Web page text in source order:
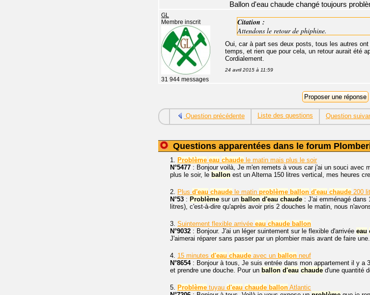
Ballon d'eau chaude changé toujours
GL
Membre inscrit
31 944 messages
Citation :
Attendons le retour de phiphine.
Oui, car à part ses deux posts, tous les autres
temps, et rien que pour cela, un retour aurait été
Cordialement.
24 avril 2015 à 11:59
Question précédente Liste des questions Question
Questions apparentées dans le forum
1. Problème eau chaude le matin mais plus le soir
N°5477 : Bonjour voilà, Je m'en remets à vous car j'ai un souci avec
plus le soir, le ballon est un Alterna 150 litres vertical, mes heures
2. Plus d'eau chaude le matin problème ballon d'eau chaude 200
N°53 : Problème sur un ballon d'eau chaude : J'ai emménagé dans
litres), c'est-à-dire qu'après avoir pris 2 douches le matin, nous
3. Suintement flexible arrivée eau chaude ballon
N°9032 : Bonjour. J'ai un léger suintement sur le flexible d'arrivée eau
J'aimerai réparer sans passer par un plombier mais avant de faire
4. 15 minutes d'eau chaude avec un ballon neuf
N°8654: Bonjour à tous, Je suis entrée dans mon appartement il y a
et prendre une douche. Pour un ballon d'eau chaude d'une quantité
5. Problème tuyau d'eau chaude ballon Atlantic